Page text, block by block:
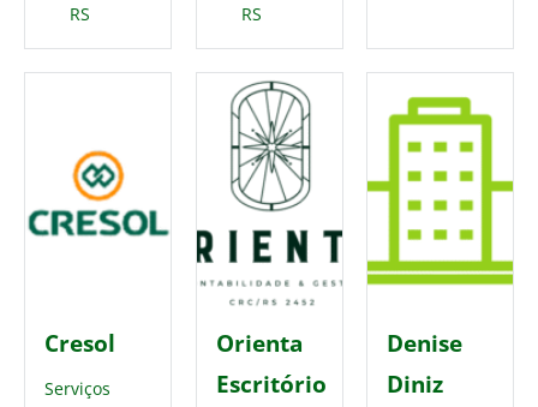
RS
RS
Cresol
Serviços
Orienta
Escritório
Denise
Diniz